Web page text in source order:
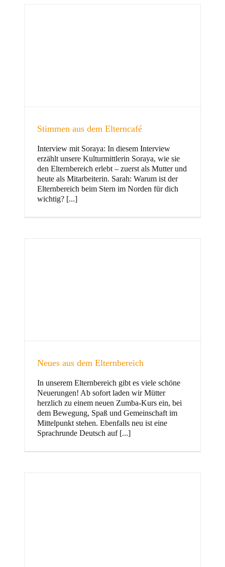
und Familie
Kinder
Stimmen aus dem Elterncafé
Interview mit Soraya: In diesem Interview
erzählt unsere Kulturmittlerin Soraya, wie sie
den Elternbereich erlebt – zuerst als Mutter und
heute als Mitarbeiterin. Sarah: Warum ist der
Elternbereich beim Stern im Norden für dich
wichtig? [...]
Neues aus dem Elternbereich
In unserem Elternbereich gibt es viele schöne
Neuerungen! Ab sofort laden wir Mütter
herzlich zu einem neuen Zumba-Kurs ein, bei
dem Bewegung, Spaß und Gemeinschaft im
Mittelpunkt stehen. Ebenfalls neu ist eine
Sprachrunde Deutsch auf [...]